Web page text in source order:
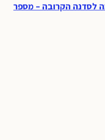
לסדנה הקרובה – מספר